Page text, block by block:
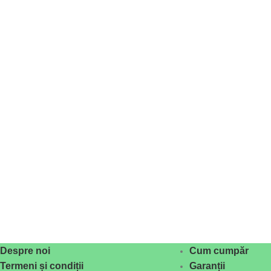
Despre noi
Termeni și condiții
Cum cumpăr
Garanții